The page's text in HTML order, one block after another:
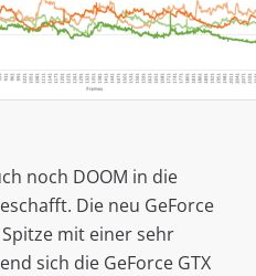
noch DOOM in die
Die neu GeForce
mit einer sehr
sich die GeForce GTX